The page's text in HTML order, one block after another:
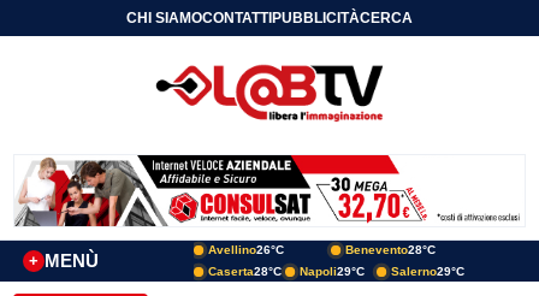
CHI SIAMOCONTATTIPUBBLICITÀCERCA
MENÙ
+
Avellino26°C Benevento28°C
Caserta28°C Napoli29°C Salerno29°C